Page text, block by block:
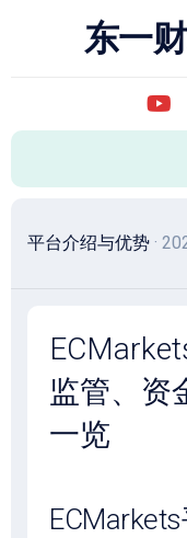
东一
平台介绍与优势 ·
监管、资
一览